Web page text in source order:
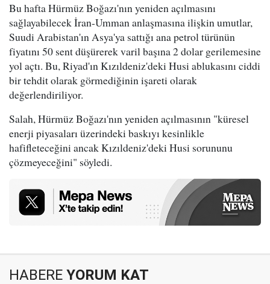
Bu hafta Hürmüz Boğazı'nın yeniden açılmasını
sağlayabilecek İran-Umman anlaşmasına ilişkin umutlar,
Suudi Arabistan'ın Asya'ya sattığı ana petrol türünün
fiyatını 50 sent düşürerek varil başına 2 dolar gerilemesine
yol açtı. Bu, Riyad'ın Kızıldeniz'deki Husi ablukasını ciddi
bir tehdit olarak görmediğinin işareti olarak
değerlendiriliyor.
Salah, Hürmüz Boğazı'nın yeniden açılmasının "küresel
enerji piyasaları üzerindeki baskıyı kesinlikle
hafifleteceğini ancak Kızıldeniz'deki Husi sorununu
çözmeyeceğini" söyledi.
HABERE YORUM KAT